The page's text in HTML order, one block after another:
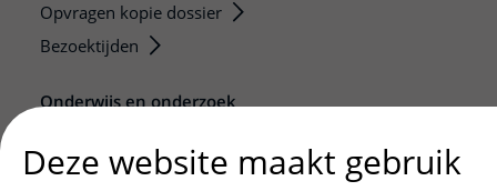
Opvragen kopie dossier
Bezoektijden
Onderwijs en onderzoek
De Nieuwe Utrechtse School
Deze website maakt gebruik